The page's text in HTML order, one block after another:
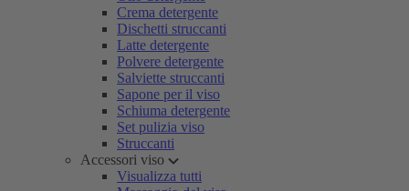
Crema detergente
Dischetti struccanti
Latte detergente
Polvere detergente
Salviette struccanti
Sapone per il viso
Schiuma detergente
Set pulizia viso
Struccanti
Accessori viso
Visualizza tutti